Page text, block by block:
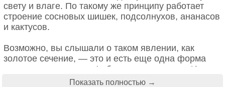
свету и влаге. По такому же принципу работает
строение сосновых шишек, подсолнухов, ананасов
и кактусов.
Возможно, вы слышали о таком явлении, как
золотое сечение, — это и есть еще одна форма
последовательности Фибоначчи в природе. И все
растения так или иначе имеют свою геометрию.
Показать полностью →